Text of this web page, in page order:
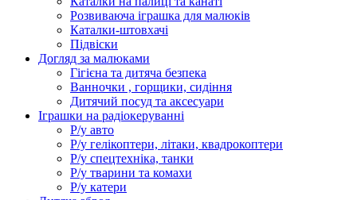
Розвиваюча іграшка для малюків
Каталки-штовхачі
Підвіски
Догляд за малюками
Гігієна та дитяча безпека
Ванночки , горщики, сидіння
Дитячий посуд та аксесуари
Іграшки на радіокеруванні
Р/у авто
Р/у гелікоптери, літаки, квадрокоптери
Р/у спецтехніка, танки
Р/у тварини та комахи
Р/у катери